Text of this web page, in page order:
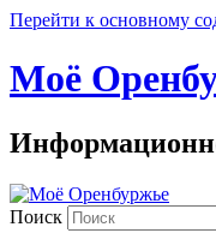
Перейти к основному
Моё
Поиск